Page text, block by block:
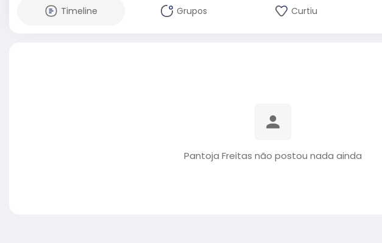
Timeline Grupos Curtiu
Pantoja Freitas não postou nada ainda